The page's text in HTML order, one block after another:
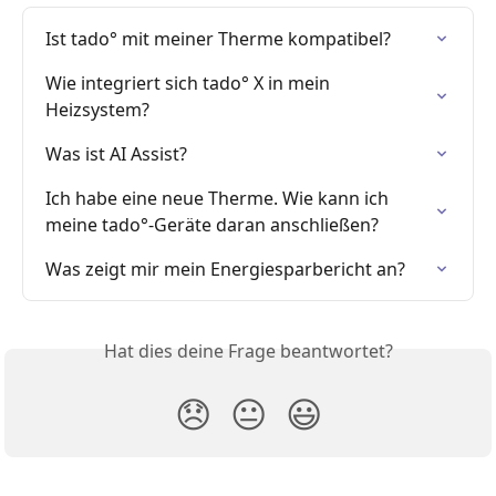
Ist tado° mit meiner Therme kompatibel?
Wie integriert sich tado° X in mein
Heizsystem?
Was ist AI Assist?
Ich habe eine neue Therme. Wie kann ich
meine tado°-Geräte daran anschließen?
Was zeigt mir mein Energiesparbericht an?
Hat dies deine Frage beantwortet?
😞 😐 😃